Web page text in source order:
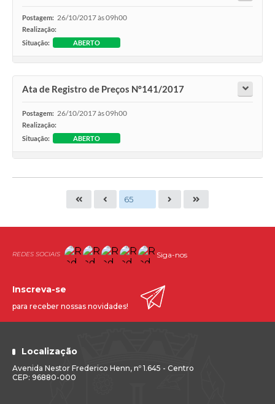
Postagem: 26/10/2017 às 09h00
Realização:
Situação:
ABERTO
Ata de Registro de Preços Nº141/2017
Postagem: 26/10/2017 às 09h00
Realização:
Situação:
ABERTO
Siga-nos
Localização
Avenida Nestor Frederico Henn, nº 1.645 - Centro
CEP: 96880-000
Inscreva-se
para receber nossas novidades!